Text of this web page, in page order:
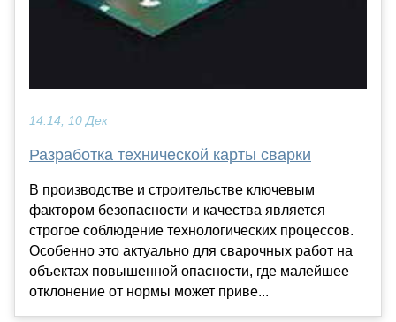
14:14, 10 Дек
Разработка технической карты сварки
В производстве и строительстве ключевым
фактором безопасности и качества является
строгое соблюдение технологических процессов.
Особенно это актуально для сварочных работ на
объектах повышенной опасности, где малейшее
отклонение от нормы может приве...